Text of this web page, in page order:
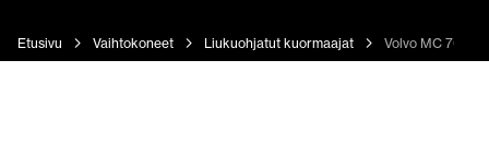
Etusivu Vaihtokoneet Liukuohjatut kuormaajat Volvo MC 70C